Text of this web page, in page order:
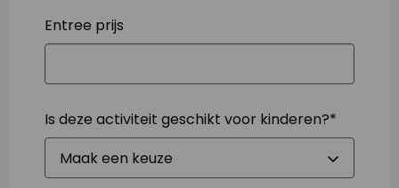
Entree prijs
Is deze activiteit geschikt voor kinderen?*